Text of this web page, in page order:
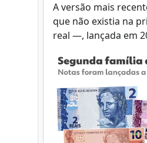
A versão mais
que não existia na
real —, lançada em